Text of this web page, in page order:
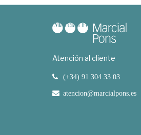
Atención al cliente
(+34) 91 304 33 03
atencion@marcialpons.es